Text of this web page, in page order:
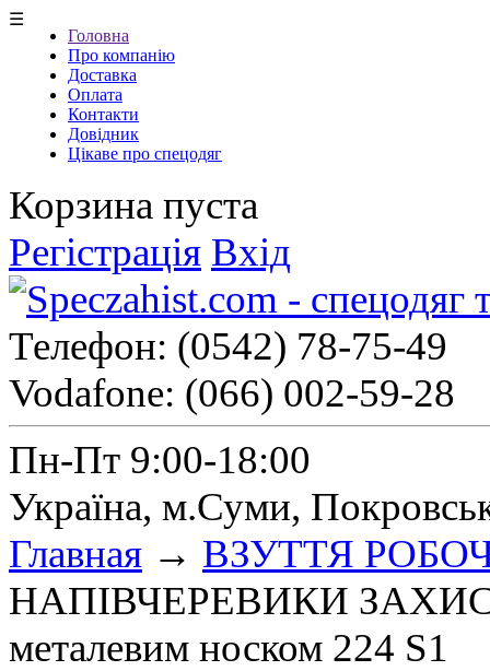
☰
Головна
Про компанію
Доставка
Оплата
Контакти
Довідник
Цікаве про спецодяг
Корзина пуста
Регістрація Вхід
Телефон: (0542) 78-75-49
Vodafone: (066) 002-59-28
Пн-Пт 9:00-18:00
Україна, м.Суми,
Главная → ВЗУТТЯ
НАПІВЧЕРЕВИКИ ЗАХИСНІ
металевим носком 224 S1